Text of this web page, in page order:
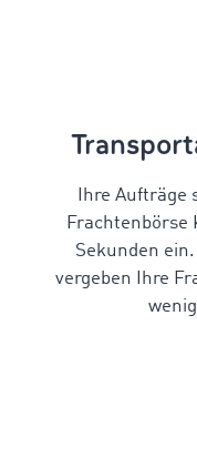
Ihre Aufträge
Frachtenbörse
Sekunden
vergeben Ihre